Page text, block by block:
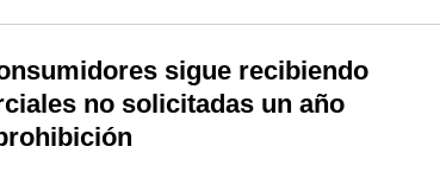
sigue recibiendo
no solicitadas un año